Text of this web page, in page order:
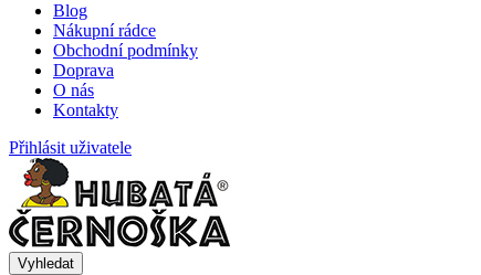
Blog
Nákupní rádce
Obchodní podmínky
Doprava
O nás
Kontakty
Přihlásit uživatele
Vyhledat